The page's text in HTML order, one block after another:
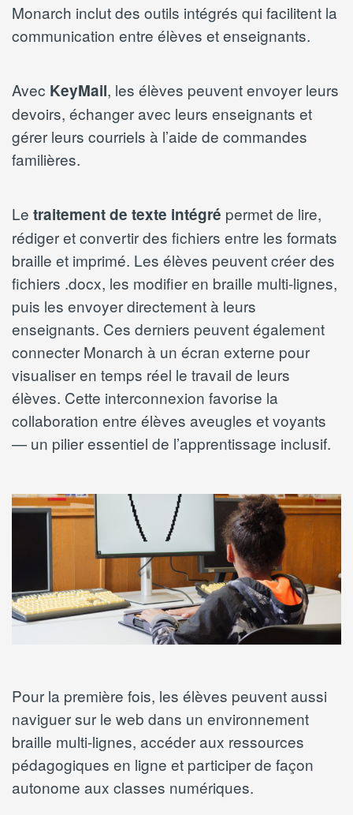
Monarch inclut des outils intégrés qui facilitent la
communication entre élèves et enseignants.
Avec KeyMail, les élèves peuvent envoyer leurs
devoirs, échanger avec leurs enseignants et
gérer leurs courriels à l’aide de commandes
familières.
Le traitement de texte intégré permet de lire,
rédiger et convertir des fichiers entre les formats
braille et imprimé. Les élèves peuvent créer des
fichiers .docx, les modifier en braille multi-lignes,
puis les envoyer directement à leurs
enseignants. Ces derniers peuvent également
connecter Monarch à un écran externe pour
visualiser en temps réel le travail de leurs
élèves. Cette interconnexion favorise la
collaboration entre élèves aveugles et voyants
— un pilier essentiel de l’apprentissage inclusif.
Pour la première fois, les élèves peuvent aussi
naviguer sur le web dans un environnement
braille multi-lignes, accéder aux ressources
pédagogiques en ligne et participer de façon
autonome aux classes numériques.